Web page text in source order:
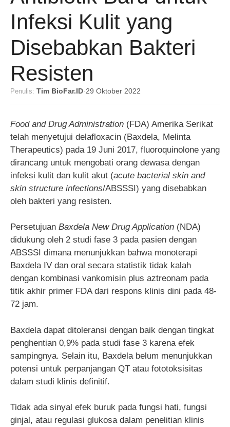
Infeksi Kulit yang
Disebabkan Bakteri
Resisten
Penulis: Tim BioFar.ID· 29 Oktober 2022
Food and Drug Administration (FDA) Amerika Serikat
telah menyetujui delafloxacin (Baxdela, Melinta
Therapeutics) pada 19 Juni 2017, fluoroquinolone yang
dirancang untuk mengobati orang dewasa dengan
infeksi kulit dan kulit akut (acute bacterial skin and
skin structure infections/ABSSSI) yang disebabkan
oleh bakteri yang resisten.
Persetujuan Baxdela New Drug Application (NDA)
didukung oleh 2 studi fase 3 pada pasien dengan
ABSSSI dimana menunjukkan bahwa monoterapi
Baxdela IV dan oral secara statistik tidak kalah
dengan kombinasi vankomisin plus aztreonam pada
titik akhir primer FDA dari respons klinis dini pada 48-
72 jam.
Baxdela dapat ditoleransi dengan baik dengan tingkat
penghentian 0,9% pada studi fase 3 karena efek
sampingnya. Selain itu, Baxdela belum menunjukkan
potensi untuk perpanjangan QT atau fototoksisitas
dalam studi klinis definitif.
Tidak ada sinyal efek buruk pada fungsi hati, fungsi
ginjal, atau regulasi glukosa dalam penelitian klinis